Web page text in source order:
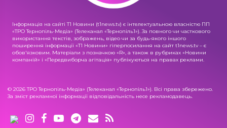
Інформація на сайті Т1 Новини (t1news.tv) є інтелектуальною власністю ПП
«ТРО Тернопіль-Медіа» (Телеканал «Тернопіль1»). За повного чи часткового
використання текстів, зображень, відео чи за будь-якого іншого
поширення інформації «Т1 Новини» гіперпосилання на сайт t1news.tv – є
обов'язковим. Матеріали з позначкою «R», а також в рубриках «Новини
компаній» і «Передвиборча агітація» публікуються на правах реклами.
© 2026 ТРО Тернопіль-Медіа» (Телеканал «Тернопіль1»). Всі права збережено.
За зміст рекламної інформації відповідальність несе рекламодавець.